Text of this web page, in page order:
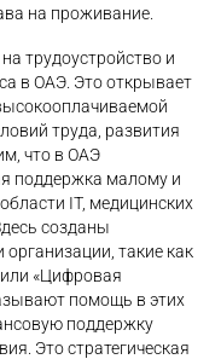
на проживание.
трудоустройство и
в ОАЭ. Это открывает
труда, развития
что в ОАЭ
поддержка малому и
IT, медицинских
созданы
такие как
«Цифровая
помощь в этих
поддержку
Это стратегическая